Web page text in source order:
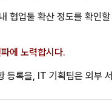
협업툴 확산 정도를 확인
에 노력합시다.
등록을, IT 기획팀은 외부